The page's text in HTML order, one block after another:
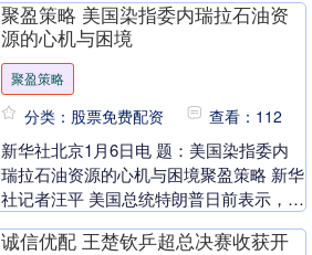
满收官、....
聚盈策略 美国染指委内瑞拉石油资
源的心机与困境
聚盈策略
分类：股票免费配资 查看：112
新华社北京1月6日电 题：美国染指委内
瑞拉石油资源的心机与困境聚盈策略 新华
社记者汪平 美国总统特朗普日前表示，将
维修该国石....
诚信优配 王楚钦乒超总决赛收获开